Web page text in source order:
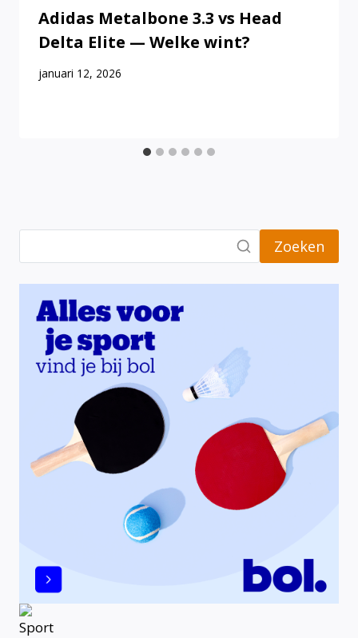
Adidas Metalbone 3.3 vs Head
Delta Elite — Welke wint?
januari 12, 2026
Zoeken